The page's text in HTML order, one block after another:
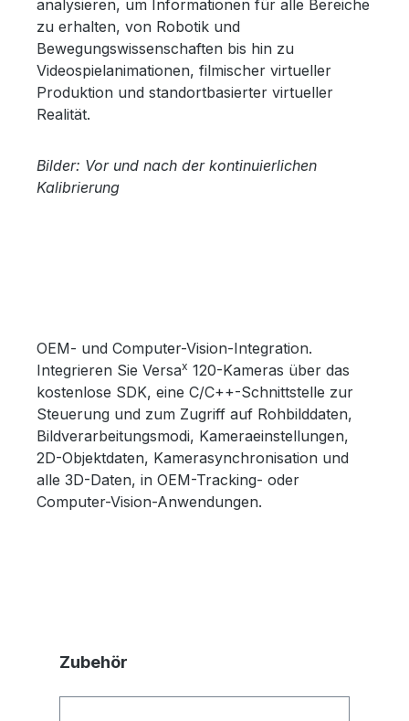
analysieren, um Informationen für alle Bereiche
zu erhalten, von Robotik und
Bewegungswissenschaften bis hin zu
Videospielanimationen, filmischer virtueller
Produktion und standortbasierter virtueller
Realität.
Bilder: Vor und nach der kontinuierlichen
Kalibrierung
OEM- und Computer-Vision-Integration.
Integrieren Sie Versax 120-Kameras über das
kostenlose SDK, eine C/C++-Schnittstelle zur
Steuerung und zum Zugriff auf Rohbilddaten,
Bildverarbeitungsmodi, Kameraeinstellungen,
2D-Objektdaten, Kamerasynchronisation und
alle 3D-Daten, in OEM-Tracking- oder
Computer-Vision-Anwendungen.
Produktgalerie überspringen
Zubehör